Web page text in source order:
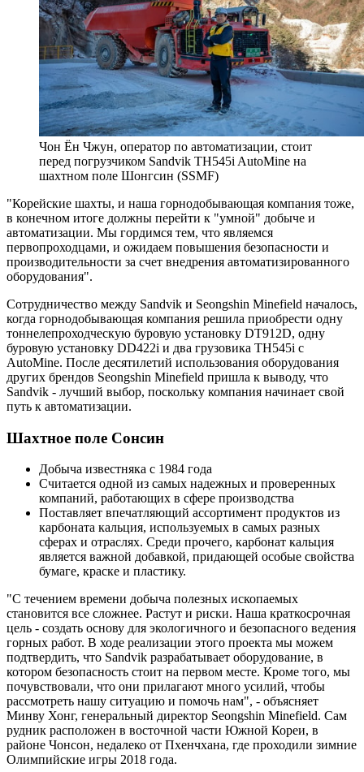
Чон Ён Чжун, оператор по автоматизации, стоит
перед погрузчиком Sandvik TH545i AutoMine на
шахтном поле Шонгсин (SSMF)
"Корейские шахты, и наша горнодобывающая компания тоже,
в конечном итоге должны перейти к "умной" добыче и
автоматизации. Мы гордимся тем, что являемся
первопроходцами, и ожидаем повышения безопасности и
производительности за счет внедрения автоматизированного
оборудования".
Сотрудничество между Sandvik и Seongshin Minefield началось,
когда горнодобывающая компания решила приобрести одну
тоннелепроходческую буровую установку DT912D, одну
буровую установку DD422i и два грузовика TH545i с
AutoMine. После десятилетий использования оборудования
других брендов Seongshin Minefield пришла к выводу, что
Sandvik - лучший выбор, поскольку компания начинает свой
путь к автоматизации.
Шахтное поле Сонсин
Добыча известняка с 1984 года
Считается одной из самых надежных и проверенных
компаний, работающих в сфере производства
Поставляет впечатляющий ассортимент продуктов из
карбоната кальция, используемых в самых разных
сферах и отраслях. Среди прочего, карбонат кальция
является важной добавкой, придающей особые свойства
бумаге, краске и пластику.
"С течением времени добыча полезных ископаемых
становится все сложнее. Растут и риски. Наша краткосрочная
цель - создать основу для экологичного и безопасного ведения
горных работ. В ходе реализации этого проекта мы можем
подтвердить, что Sandvik разрабатывает оборудование, в
котором безопасность стоит на первом месте. Кроме того, мы
почувствовали, что они прилагают много усилий, чтобы
рассмотреть нашу ситуацию и помочь нам", - объясняет
Минву Хонг, генеральный директор Seongshin Minefield. Сам
рудник расположен в восточной части Южной Кореи, в
районе Чонсон, недалеко от Пхенчхана, где проходили зимние
Олимпийские игры 2018 года.